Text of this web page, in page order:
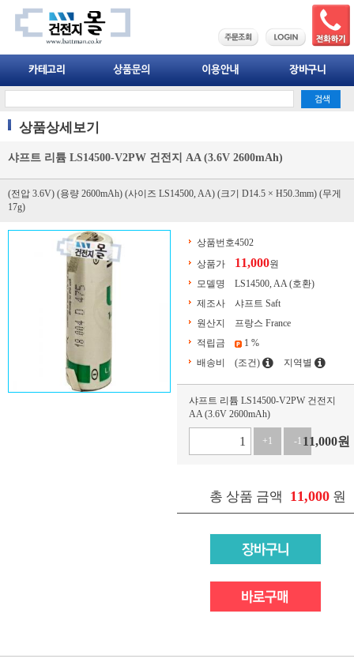
상품상세보기
샤프트 리튬 LS14500-V2PW 건전지 AA (3.6V 2600mAh)
(전압 3.6V) (용량 2600mAh) (사이즈 LS14500, AA) (크기 D14.5 × H50.3mm) (무게
17g)
상품번호4502
상품가
11,000원
모델명
LS14500, AA (호환)
제조사
샤프트 Saft
원산지
프랑스 France
적립금
1 %
배송비
(조건) 지역별
샤프트 리튬 LS14500-V2PW 건전지
AA (3.6V 2600mAh)
+1 -1 11,000원
총 상품 금액 11,000 원